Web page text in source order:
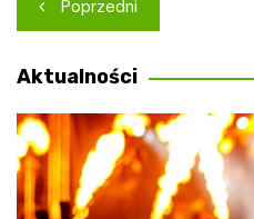
wpisu
Poprzedni
Aktualności